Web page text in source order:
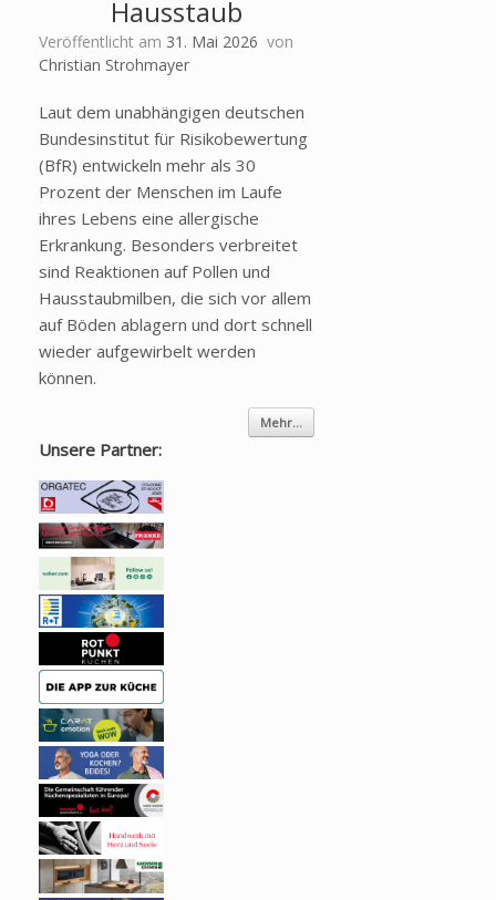
Hausstaub
Veröffentlicht am 31. Mai 2026 von
Christian Strohmayer
Laut dem unabhängigen deutschen
Bundesinstitut für Risikobewertung
(BfR) entwickeln mehr als 30
Prozent der Menschen im Laufe
ihres Lebens eine allergische
Erkrankung. Besonders verbreitet
sind Reaktionen auf Pollen und
Hausstaubmilben, die sich vor allem
auf Böden ablagern und dort schnell
wieder aufgewirbelt werden
können.
Mehr...
Unsere Partner: